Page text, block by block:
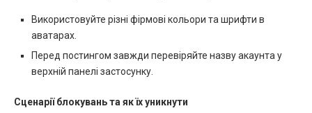
Використовуйте різні фірмові кольори та шрифти в
аватарах.
Перед постингом завжди перевіряйте назву акаунта у
верхній панелі застосунку.
Сценарії блокувань та як їх уникнути